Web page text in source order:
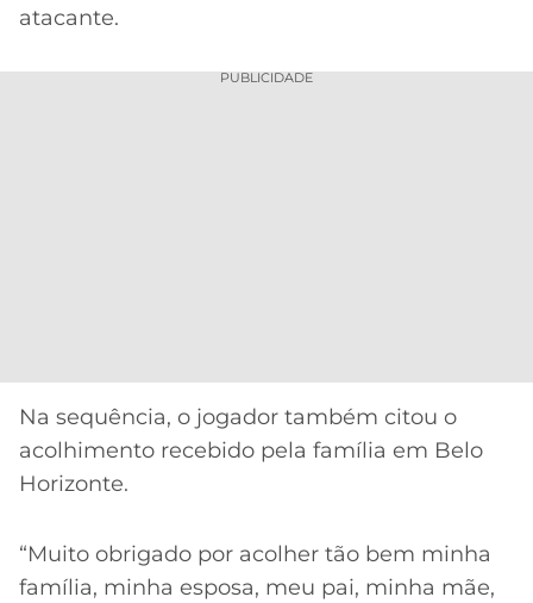
atacante.
PUBLICIDADE
Na sequência, o jogador também citou o
acolhimento recebido pela família em Belo
Horizonte.
“Muito obrigado por acolher tão bem minha
família, minha esposa, meu pai, minha mãe,